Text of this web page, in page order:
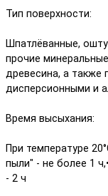
Тип поверхности:
Шпатлёванные,
прочие
древесина, а также
дисперсионными и
Время высыхания:
При температуре
пыли" - не более 1
- 2 ч